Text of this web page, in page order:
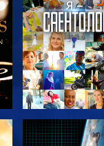
ПЕРЕДАЧИ